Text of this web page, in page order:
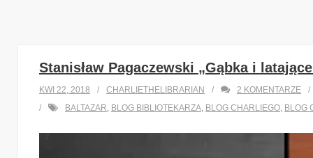
Stanisław Pagaczewski „Gąbka i
KWI 22, 2018 CHARLIETHELIBRARIAN 2 KOMENTARZE
BALTAZAR, BLOG BIBLIOTEKARZA, BLOG CHARLIEGO, BLOG